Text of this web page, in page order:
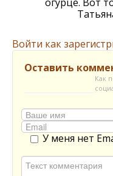
Войти как
Оставить
Как
У меня нет